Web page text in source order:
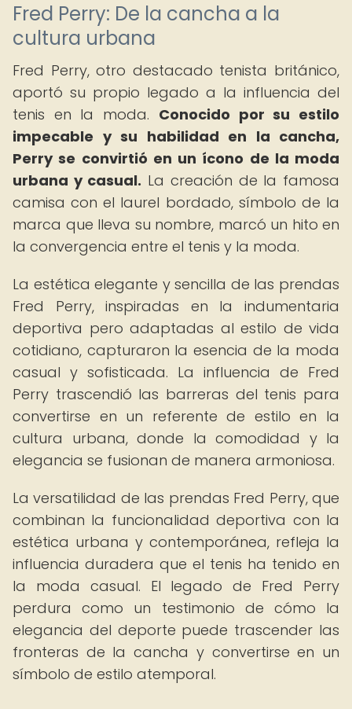
Fred Perry: De la cancha a la
cultura urbana
Fred Perry, otro destacado tenista británico,
aportó su propio legado a la influencia del
tenis en la moda. Conocido por su estilo
impecable y su habilidad en la cancha,
Perry se convirtió en un ícono de la moda
urbana y casual. La creación de la famosa
camisa con el laurel bordado, símbolo de la
marca que lleva su nombre, marcó un hito en
la convergencia entre el tenis y la moda.
La estética elegante y sencilla de las prendas
Fred Perry, inspiradas en la indumentaria
deportiva pero adaptadas al estilo de vida
cotidiano, capturaron la esencia de la moda
casual y sofisticada. La influencia de Fred
Perry trascendió las barreras del tenis para
convertirse en un referente de estilo en la
cultura urbana, donde la comodidad y la
elegancia se fusionan de manera armoniosa.
La versatilidad de las prendas Fred Perry, que
combinan la funcionalidad deportiva con la
estética urbana y contemporánea, refleja la
influencia duradera que el tenis ha tenido en
la moda casual. El legado de Fred Perry
perdura como un testimonio de cómo la
elegancia del deporte puede trascender las
fronteras de la cancha y convertirse en un
símbolo de estilo atemporal.